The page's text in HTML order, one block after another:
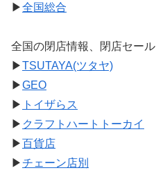
▶全国総合
全国の閉店情報、閉店セール
▶TSUTAYA(ツタヤ)
▶GEO
▶ トイザらス
▶ クラフトハートトーカイ
▶百貨店
▶チェーン店別